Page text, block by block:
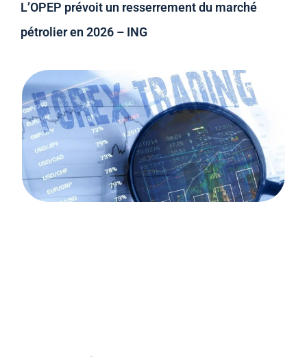
L’OPEP prévoit un resserrement du marché
pétrolier en 2026 – ING